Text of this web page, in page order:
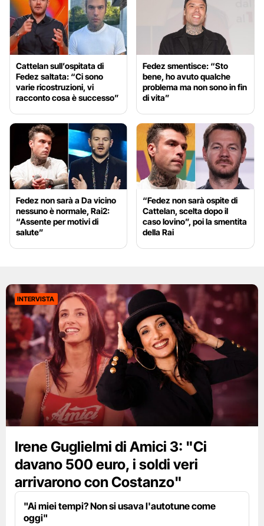
Cattelan sull’ospitata di
Fedez saltata: “Ci sono
varie ricostruzioni, vi
racconto cosa è successo”
Fedez smentisce: “Sto
bene, ho avuto qualche
problema ma non sono in fin
di vita”
Fedez non sarà a Da vicino
nessuno è normale, Rai2:
“Assente per motivi di
salute”
“Fedez non sarà ospite di
Cattelan, scelta dopo il
caso Iovino”, poi la smentita
della Rai
INTERVISTA
Irene Guglielmi di Amici 3: "Ci
davano 500 euro, i soldi veri
arrivarono con Costanzo"
"Ai miei tempi? Non si usava l'autotune come
oggi"